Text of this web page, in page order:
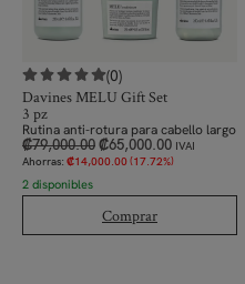
(0)
Davines MELU Gift Set
3 pz
Rutina anti-rotura para cabello largo
₡79,000.00₡65,000.00 IVAI
Ahorras: ₡14,000.00(17.72%)
2 disponibles
Comprar